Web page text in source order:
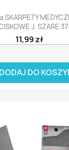
Szybki podgląd
SKARPETY
J. SZARE
11,99 zł
DODAJ DO